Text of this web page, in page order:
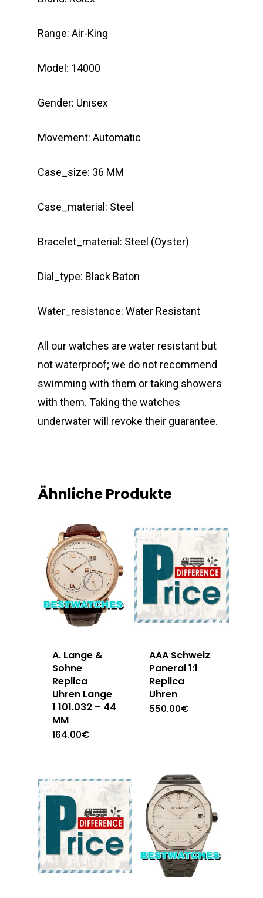
Range: Air-King
Model: 14000
Gender: Unisex
Movement: Automatic
Case_size: 36 MM
Case_material: Steel
Bracelet_material: Steel (Oyster)
Dial_type: Black Baton
Water_resistance: Water Resistant
All our watches are water resistant but
not waterproof; we do not recommend
swimming with them or taking showers
with them. Taking the watches
underwater will revoke their guarantee.
Ähnliche Produkte
A. Lange &
Sohne
Replica
Uhren Lange
1 101.032 – 44
MM
164.00€
AAA Schweiz
Panerai 1:1
Replica
Uhren
550.00€